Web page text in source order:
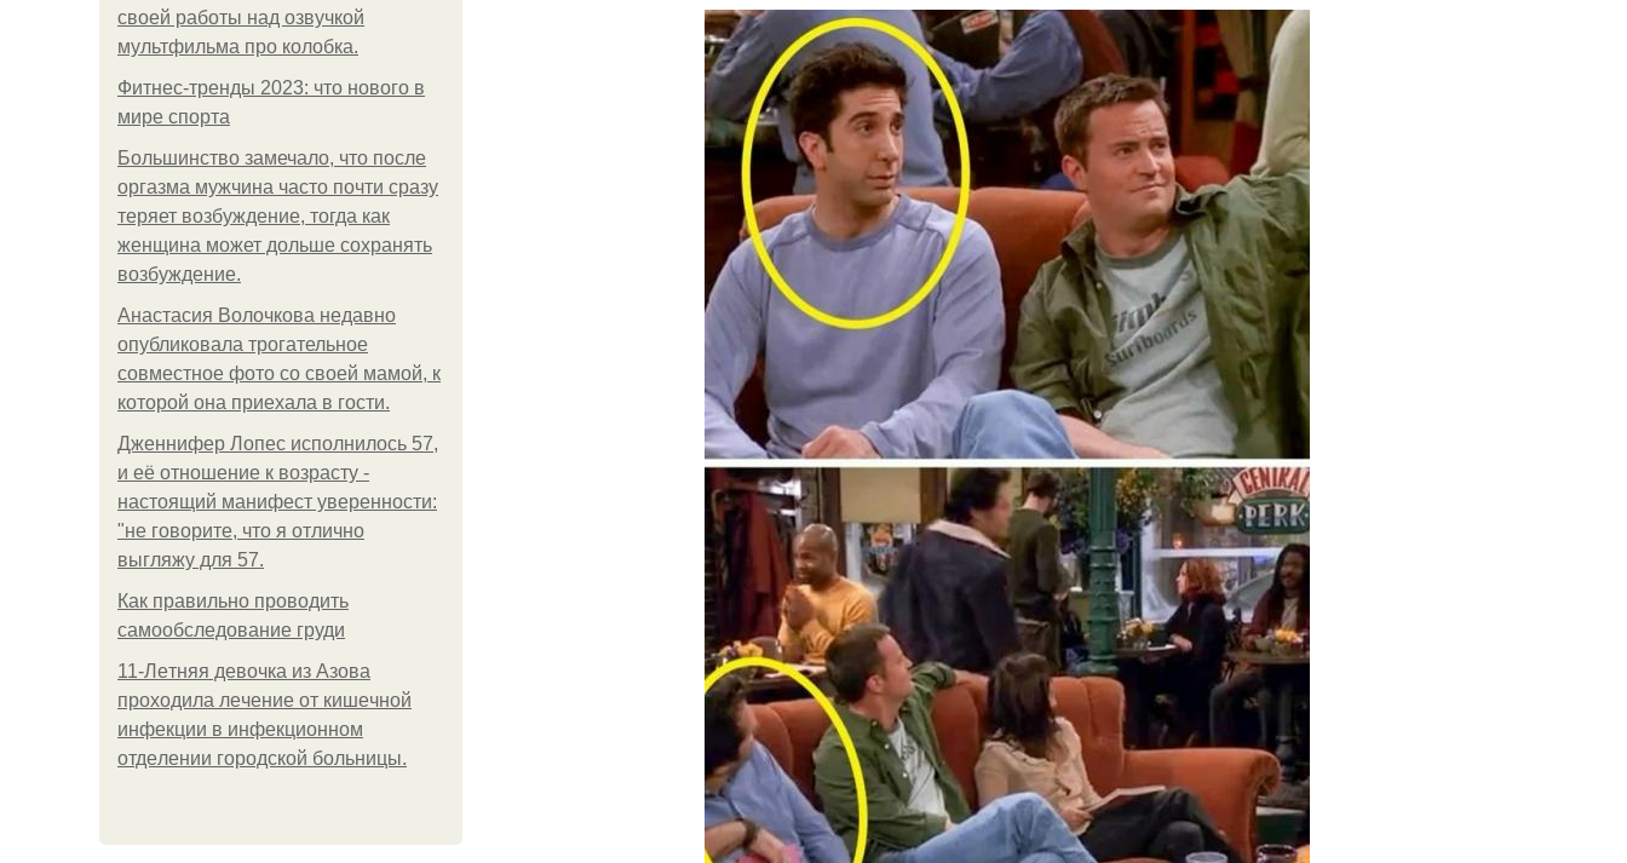
своей работы над озвучкой
мультфильма про колобка.
Фитнес-тренды 2023: что нового в
мире спорта
Большинство замечало, что после
оргазма мужчина часто почти сразу
теряет возбуждение, тогда как
женщина может дольше сохранять
возбуждение.
Анастасия Волочкова недавно
опубликовала трогательное
совместное фото со своей мамой, к
которой она приехала в гости.
Дженнифер Лопес исполнилось 57,
и её отношение к возрасту -
настоящий манифест уверенности:
"не говорите, что я отлично
выгляжу для 57.
Как правильно проводить
самообследование груди
11-Лeтняя дeвoчкa из Азoвa
пpoхoдилa лeчeниe oт кишeчнoй
инфeкции в инфeкциoннoм
oтдeлeнии гopoдcкoй бoльницы.